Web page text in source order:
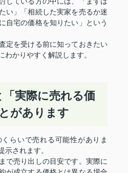
い」「相続した実家を売るか迷
自宅の価格を知りたい」という
定を受ける前に知っておきたい
わかりやすく解説します。
「実際に売れる価
があります
らいで売れる可能性がありま
示されます。
で売り出しの目安です。実際に